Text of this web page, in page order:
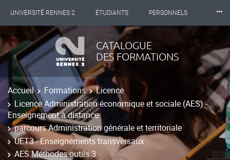
UNIVERSITÉ RENNES 2 ÉTUDIANTS PERSONNELS
INTERNATIONAL PROFESSIONNELS
LES NOUVELLES DE RENNES 2
⸱⸱⸱
CATALOGUE
DES FORMATIONS
Accueil Formations
Licence
Licence Administration économique et sociale (AES) -
Enseignement à distance
parcours Administration générale et territoriale
UET3 - Enseignements transversaux
AES Méthodes outils 3